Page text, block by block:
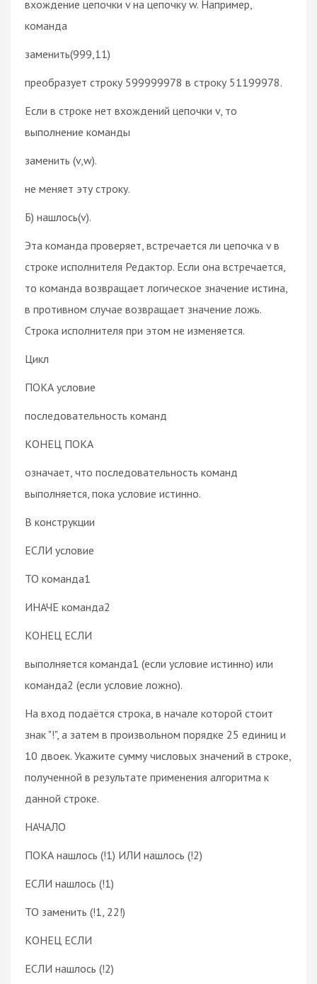
вхождение цепочки v на цепочку w. Например,
команда
заменить(999,11)
преобразует строку 599999978 в строку 51199978.
Если в строке нет вхождений цепочки v, то
выполнение команды
заменить (v,w).
не меняет эту строку.
Б) нашлось(v).
Эта команда проверяет, встречается ли цепочка v в
строке исполнителя Редактор. Если она встречается,
то команда возвращает логическое значение истина,
в противном случае возвращает значение ложь.
Строка исполнителя при этом не изменяется.
Цикл
ПОКА условие
последовательность команд
КОНЕЦ ПОКА
означает, что последовательность команд
выполняется, пока условие истинно.
В конструкции
ЕСЛИ условие
ТО команда1
ИНАЧЕ команда2
КОНЕЦ ЕСЛИ
выполняется команда1 (если условие истинно) или
команда2 (если условие ложно).
На вход подаётся строка, в начале которой стоит
знак "!", а затем в произвольном порядке 25 единиц и
10 двоек. Укажите сумму числовых значений в строке,
полученной в результате применения алгоритма к
данной строке.
НАЧАЛО
ПОКА нашлось (!1) ИЛИ нашлось (!2)
ЕСЛИ нашлось (!1)
ТО заменить (!1, 22!)
КОНЕЦ ЕСЛИ
ЕСЛИ нашлось (!2)